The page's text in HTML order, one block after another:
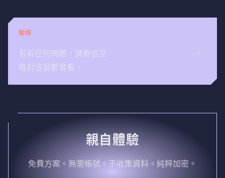
聯絡
若有任何問題，請寄信至
。
每封信我都會看。
親自體驗
免費方案。無需帳號。不收集資料。純粹加密。